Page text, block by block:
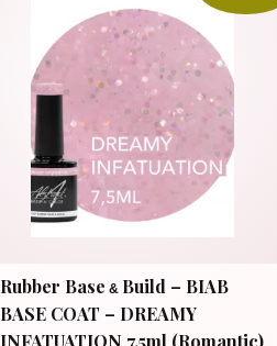
Rubber Base & Build – BIAB
BASE COAT – DREAMY
INFATUATION 7.5ml (Romantic)